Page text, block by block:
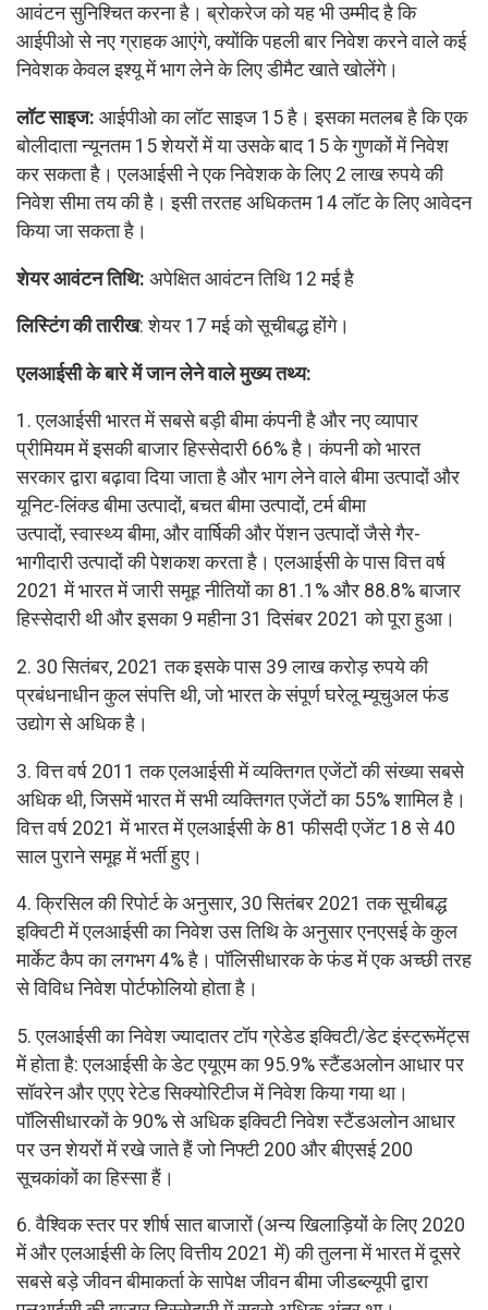
आवंटन सुनिश्चित करना है। ब्रोकरेज को यह भी उम्मीद है कि
आईपीओ से नए ग्राहक आएंगे, क्योंकि पहली बार निवेश करने वाले कई
निवेशक केवल इश्यू में भाग लेने के लिए डीमैट खाते खोलेंगे।
लॉट साइज: आईपीओ का लॉट साइज 15 है। इसका मतलब है कि एक
बोलीदाता न्यूनतम 15 शेयरों में या उसके बाद 15 के गुणकों में निवेश
कर सकता है। एलआईसी ने एक निवेशक के लिए 2 लाख रुपये की
निवेश सीमा तय की है। इसी तरतह अधिकतम 14 लॉट के लिए आवेदन
किया जा सकता है।
शेयर आवंटन तिथि: अपेक्षित आवंटन तिथि 12 मई है
लिस्टिंग की तारीख: शेयर 17 मई को सूचीबद्ध होंगे।
एलआईसी के बारे में जान लेने वाले मुख्य तथ्य:
1. एलआईसी भारत में सबसे बड़ी बीमा कंपनी है और नए व्यापार
प्रीमियम में इसकी बाजार हिस्सेदारी 66% है। कंपनी को भारत
सरकार द्वारा बढ़ावा दिया जाता है और भाग लेने वाले बीमा उत्पादों और
यूनिट-लिंक्ड बीमा उत्पादों, बचत बीमा उत्पादों, टर्म बीमा
उत्पादों, स्वास्थ्य बीमा, और वार्षिकी और पेंशन उत्पादों जैसे गैर-
भागीदारी उत्पादों की पेशकश करता है। एलआईसी के पास वित्त वर्ष
2021 में भारत में जारी समूह नीतियों का 81.1% और 88.8% बाजार
हिस्सेदारी थी और इसका 9 महीना 31 दिसंबर 2021 को पूरा हुआ।
2. 30 सितंबर, 2021 तक इसके पास 39 लाख करोड़ रुपये की
प्रबंधनाधीन कुल संपत्ति थी, जो भारत के संपूर्ण घरेलू म्यूचुअल फंड
उद्योग से अधिक है।
3. वित्त वर्ष 2011 तक एलआईसी में व्यक्तिगत एजेंटों की संख्या सबसे
अधिक थी, जिसमें भारत में सभी व्यक्तिगत एजेंटों का 55% शामिल है।
वित्त वर्ष 2021 में भारत में एलआईसी के 81 फीसदी एजेंट 18 से 40
साल पुराने समूह में भर्ती हुए।
4. क्रिसिल की रिपोर्ट के अनुसार, 30 सितंबर 2021 तक सूचीबद्ध
इक्विटी में एलआईसी का निवेश उस तिथि के अनुसार एनएसई के कुल
मार्केट कैप का लगभग 4% है। पॉलिसीधारक के फंड में एक अच्छी तरह
से विविध निवेश पोर्टफोलियो होता है।
5. एलआईसी का निवेश ज्यादातर टॉप ग्रेडेड इक्विटी/डेट इंस्ट्रूमेंट्स
में होता है: एलआईसी के डेट एयूएम का 95.9% स्टैंडअलोन आधार पर
सॉवरेन और एएए रेटेड सिक्योरिटीज में निवेश किया गया था।
पॉलिसीधारकों के 90% से अधिक इक्विटी निवेश स्टैंडअलोन आधार
पर उन शेयरों में रखे जाते हैं जो निफ्टी 200 और बीएसई 200
सूचकांकों का हिस्सा हैं।
6. वैश्विक स्तर पर शीर्ष सात बाजारों (अन्य खिलाड़ियों के लिए 2020
में और एलआईसी के लिए वित्तीय 2021 में) की तुलना में भारत में दूसरे
सबसे बड़े जीवन बीमाकर्ता के सापेक्ष जीवन बीमा जीडब्ल्यूपी द्वारा